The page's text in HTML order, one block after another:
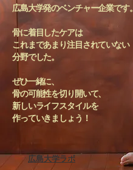
広島大学発のベンチャー企業です。
骨に着目したケアは
これまであまり注目されていない
分野でした。
ぜひ一緒に、
骨の可能性を切り開いて、
新しいライフスタイルを
​作っていきましょう！
​広島大学ラボ